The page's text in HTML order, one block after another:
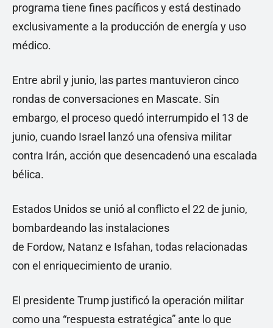
programa tiene fines pacíficos y está destinado
exclusivamente a la producción de energía y uso
médico.
Entre abril y junio, las partes mantuvieron cinco
rondas de conversaciones en Mascate. Sin
embargo, el proceso quedó interrumpido el 13 de
junio, cuando Israel lanzó una ofensiva militar
contra Irán, acción que desencadenó una escalada
bélica.
Estados Unidos se unió al conflicto el 22 de junio,
bombardeando las instalaciones
de Fordow, Natanz e Isfahan, todas relacionadas
con el enriquecimiento de uranio.
El presidente Trump justificó la operación militar
como una “respuesta estratégica” ante lo que